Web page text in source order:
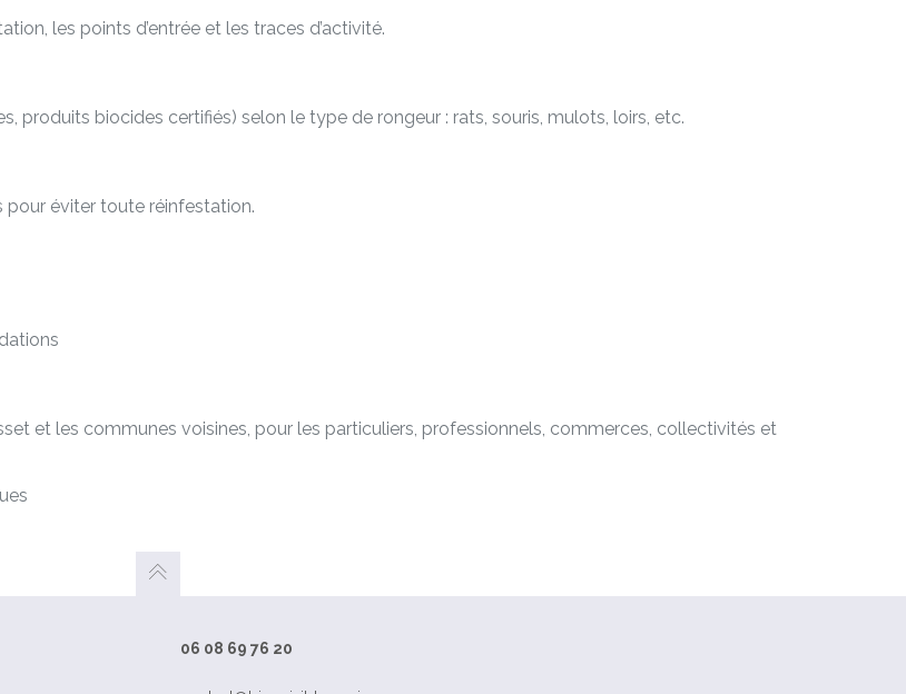
les points d’entrée et les traces d’activité.
produits biocides certifiés) selon le type de rongeur : rats, souris, mulots, loirs, etc.
pour éviter toute réinfestation.
et les communes voisines, pour les particuliers, professionnels, commerces, collectivités et
06 08 69 76 20